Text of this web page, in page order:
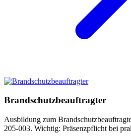
Brandschutzbeauftragter
Ausbildung zum
205-003. Wichtig: Präsenzpflicht bei